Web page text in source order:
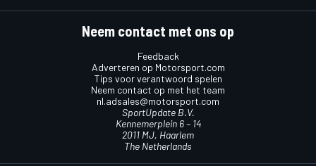
Neem contact met ons op
Feedback
Adverteren op Motorsport.com
Tips voor verantwoord spelen
Neem contact op met het team
nl.adsales@motorsport.com
SportUpdate B.V.
Kennemerplein 6 – 14
2011 MJ, Haarlem
The Netherlands